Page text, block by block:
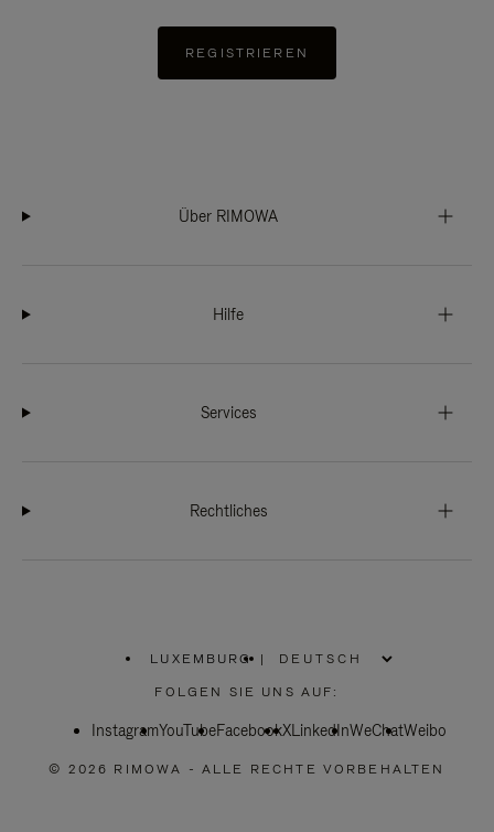
REGISTRIEREN
Über RIMOWA
Hilfe
Services
Rechtliches
LUXEMBURG
WÄHLEN
SIE
REGION
|
FOLGEN SIE UNS AUF:
InstagramYouTubeFacebookXLinkedInWeChatWeibo
© 2026 RIMOWA - ALLE RECHTE VORBEHALTEN